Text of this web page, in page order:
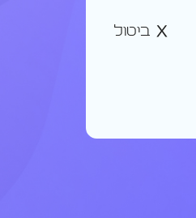
ביטול